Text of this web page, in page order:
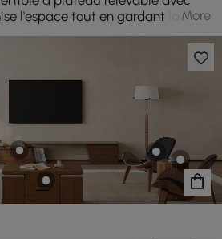
l'espace tout en gardant la
Un meuble TV extensible en
de rangement flexible, associé à
doux qui apporte chaleur et
en cuir et une table
complètent un espace de vie
pour la fonctionnalité et la
More